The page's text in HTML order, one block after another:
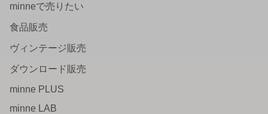
minneで売りたい
食品販売
ヴィンテージ販売
ダウンロード販売
minne PLUS
minne LAB